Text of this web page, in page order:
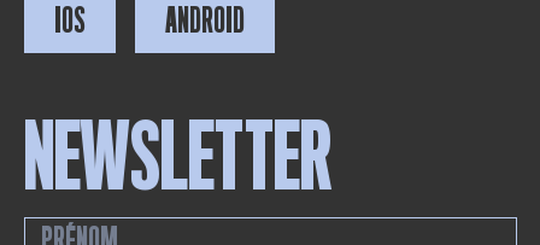
IOS ANDROID
NEWSLETTER